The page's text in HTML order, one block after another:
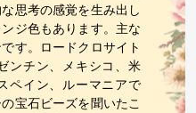
思考の感覚を生み出し
ジ色もあります。主な
す。ロードクロサイト
ンチン、メキシコ、米
ペイン、ルーマニアで
宝石ビーズを聞いたこ